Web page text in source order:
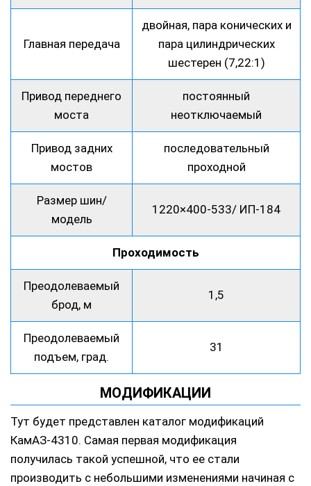
Главная передача
двойная, пара конических и
пара цилиндрических
шестерен (7,22:1)
Привод переднего
моста
постоянный
неотключаемый
Привод задних
мостов
последовательный
проходной
Размер шин/
модель
1220×400-533/ ИП-184
Проходимость
Преодолеваемый
брод, м
1,5
Преодолеваемый
подъем, град.
31
МОДИФИКАЦИИ
Тут будет представлен каталог модификаций
КамАЗ-4310. Самая первая модификация
получилась такой успешной, что ее стали
производить с небольшими изменениями начиная с